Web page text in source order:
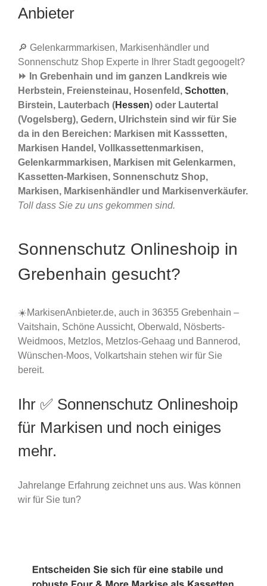
Anbieter
🔎 Gelenkarmmarkisen, Markisenhändler und
Sonnenschutz Shop Experte in Ihrer Stadt gegoogelt?
⏩ In Grebenhain und im ganzen Landkreis wie
Herbstein, Freiensteinau, Hosenfeld, Schotten,
Birstein, Lauterbach (Hessen) oder Lautertal
(Vogelsberg), Gedern, Ulrichstein sind wir für Sie
da in den Bereichen: Markisen mit Kasssetten,
Markisen Handel, Vollkassettenmarkisen,
Gelenkarmmarkisen, Markisen mit Gelenkarmen,
Kassetten-Markisen, Sonnenschutz Shop,
Markisen, Markisenhändler und Markisenverkäufer.
Toll dass Sie zu uns gekommen sind.
Sonnenschutz Onlineshoip in
Grebenhain gesucht?
☀️MarkisenAnbieter.de, auch in 36355 Grebenhain –
Vaitshain, Schöne Aussicht, Oberwald, Nösberts-
Weidmoos, Metzlos, Metzlos-Gehaag und Bannerod,
Wünschen-Moos, Volkartshain stehen wir für Sie
bereit.
Ihr ✅ Sonnenschutz Onlineshoip
für Markisen und noch einiges
mehr.
Jahrelange Erfahrung zeichnet uns aus. Was können
wir für Sie tun?